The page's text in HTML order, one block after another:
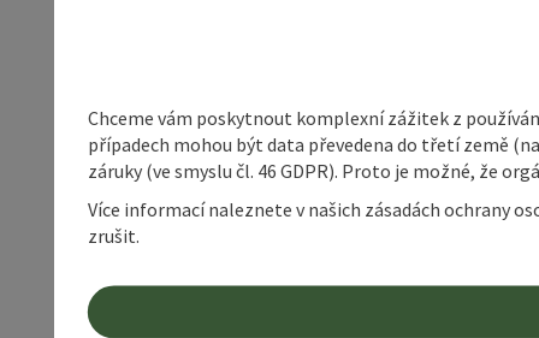
Chceme vám poskytnout komplexní zážitek z
případech mohou být data převedena do třetí země
záruky (ve smyslu čl. 46 GDPR). Proto je možné, že
Více informací naleznete v našich zásadách ochrany
zrušit.